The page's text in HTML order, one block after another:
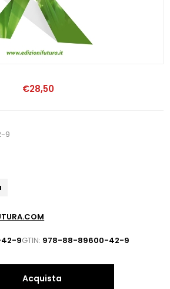
€28,50
9
9GTIN: 978-88-89600-42-9
Acquista